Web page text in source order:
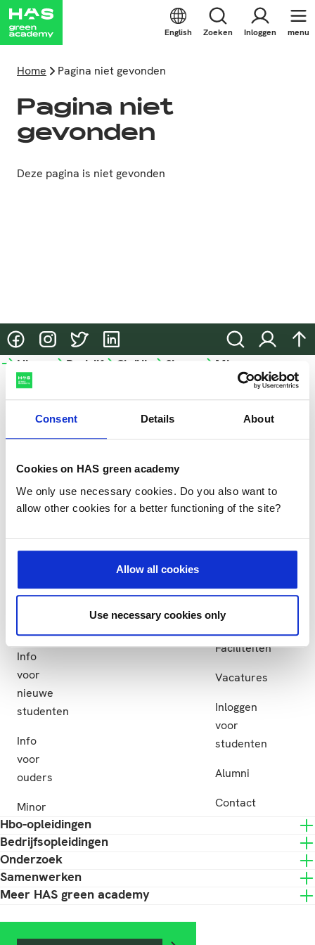
Consent Details About
Cookies on HAS green academy
We only use necessary cookies. Do you also want to
allow other cookies for a better functioning of the site?
Allow all cookies
Use necessary cookies only
English Zoeken Inloggen menu
Home Pagina niet gevonden
Pagina niet
gevonden
Deze pagina is niet gevonden
@HASgreenacademy
@HASgreenacademy
@greenacademyHAS
@HASgreenacademy ZoekenInloggen
Hbo-
opleidingen
events
Hulp
studiekeuze
aan
Info
voor
nieuwe
studenten
Info
voor
ouders
Minor
Bedrijfsopleidingen
Incompany
en
Praktische
informatie
Microcredentials
Slim-
Subsidie
Onderzoek
Lectoraten
Samenwerken
Samenwerken
Partnerbedrijven
Meer
HAS
green
academy
HAS
green
Nieuws
Evenementen
Faciliteiten
Vacatures
Inloggen
voor
studenten
Alumni
Contact
Hbo-opleidingen
Bedrijfsopleidingen
Onderzoek
Samenwerken
Meer HAS green academy